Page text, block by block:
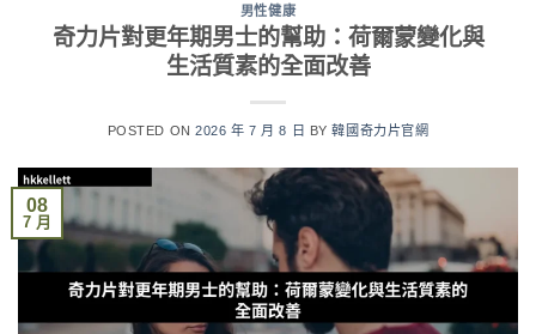
男性健康
奇力片對更年期男士的幫助：荷爾蒙變化與
生活質素的全面改善
POSTED ON2026 年 7 月 8 日 BY韓國奇力片官網
08
7 月